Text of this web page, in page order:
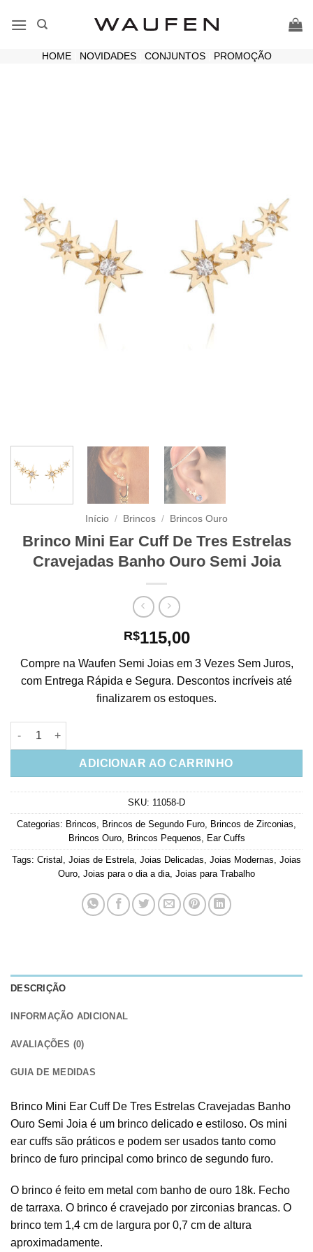
HOME| NOVIDADES| CONJUNTOS| PROMOÇÃO
Início / Brincos / Brincos Ouro
Brinco Mini Ear Cuff De Tres Estrelas
Cravejadas Banho Ouro Semi Joia
R$115,00
Compre na Waufen Semi Joias em 3 Vezes Sem Juros,
com Entrega Rápida e Segura. Descontos incríveis até
finalizarem os estoques.
Brinco Mini Ear Cuff De Tres Estrelas Cravejadas Banho Ouro
ADICIONAR AO CARRINHO
SKU: 11058-D
Categorias: Brincos Brincos de Segundo Furo Brincos de Zirconias
Brincos Ouro, Brincos Pequenos Ear Cuffs
Tags: Cristal Joias de Estrela Joias Delicadas Joias Modernas Joias
Ouro Joias para o dia a dia Joias para Trabalho
DESCRIÇÃO
INFORMAÇÃO ADICIONAL
AVALIAÇÕES (0)
GUIA DE MEDIDAS
Brinco Mini Ear Cuff De Tres Estrelas Cravejadas Banho
Ouro Semi Joia é um brinco delicado e estiloso. Os mini
ear cuffs são práticos e podem ser usados tanto como
brinco de furo principal como brinco de segundo furo.
O brinco é feito em metal com banho de ouro 18k. Fecho
de tarraxa. O brinco é cravejado por zirconias brancas. O
brinco tem 1,4 cm de largura por 0,7 cm de altura
aproximadamente.